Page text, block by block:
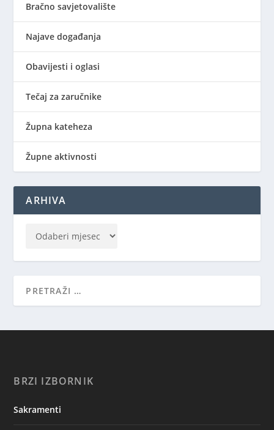
Bračno savjetovalište
Najave događanja
Obavijesti i oglasi
Tečaj za zaručnike
Župna kateheza
Župne aktivnosti
ARHIVA
BRZI IZBORNIK
Sakramenti